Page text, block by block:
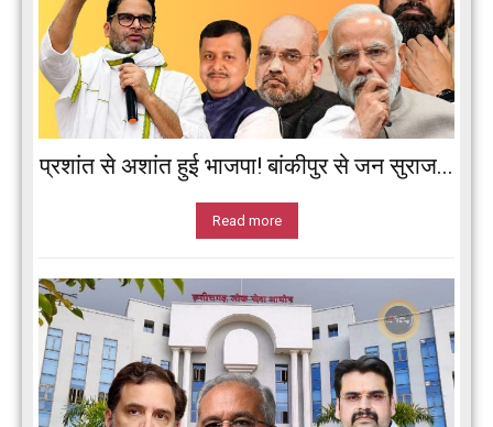
प्रशांत से अशांत हुई भाजपा! बांकीपुर से जन सुराज...
Read more